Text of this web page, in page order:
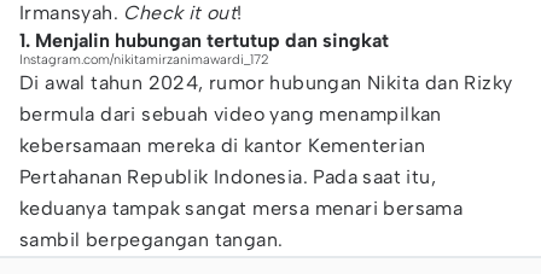
Irmansyah. Check it out!
1. Menjalin hubungan tertutup dan singkat
Instagram.com/nikitamirzanimawardi_172
Di awal tahun 2024, rumor hubungan Nikita dan Rizky
bermula dari sebuah video yang menampilkan
kebersamaan mereka di kantor Kementerian
Pertahanan Republik Indonesia. Pada saat itu,
keduanya tampak sangat mersa menari bersama
sambil berpegangan tangan.